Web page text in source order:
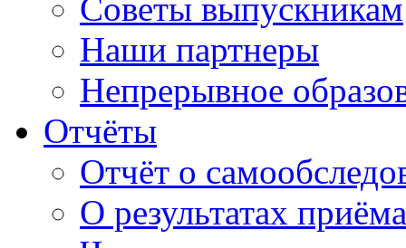
Советы выпускникам
Наши партнеры
Непрерывное
Отчёты
Отчёт о
О результатах приёма